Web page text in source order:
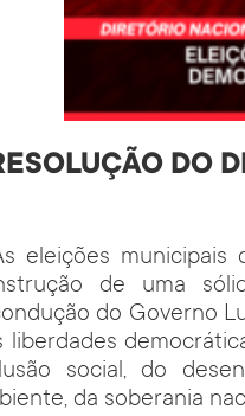
DO
eleições
de uma
do Governo
liberdades
social, do
da soberania